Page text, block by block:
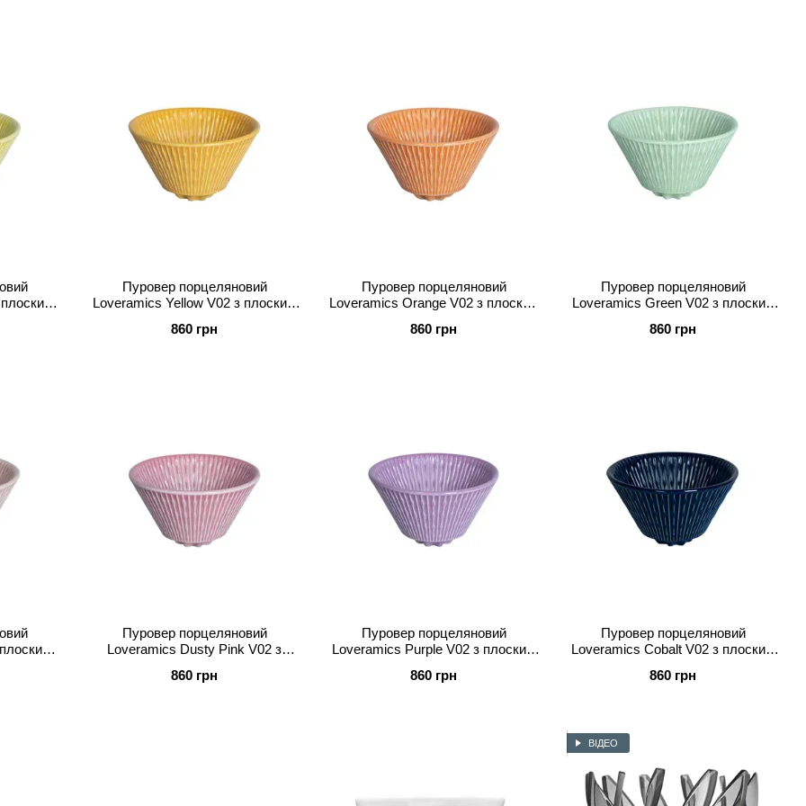
Пуровер порцеляновий
Loveramics Yellow V02 з плоским
860 грн
Пуровер порцеляновий
Loveramics Orange V02 з плоским
860 грн
Пуровер порцеляновий
Loveramics Green V02 з плоским
860 грн
Пуровер порцеляновий
Loveramics Dusty Pink V02 з
860 грн
Пуровер порцеляновий
Loveramics Purple V02 з плоским
860 грн
Пуровер порцеляновий
Loveramics Cobalt V02 з плоским
860 грн
ВІДЕО